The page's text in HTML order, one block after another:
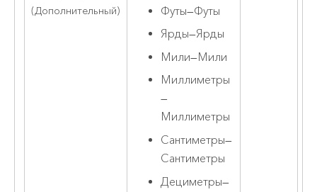
(Дополнительный)
Футы—Футы
Ярды—Ярды
Мили—Мили
Миллиметры
—
Миллиметры
Сантиметры—
Сантиметры
Дециметры—